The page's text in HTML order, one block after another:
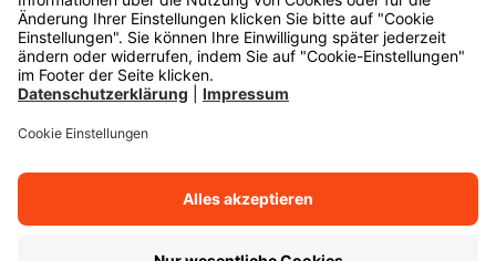
Makler
Impressum
Datenschutz
Rechtliche Hinweise
Cookie-Einstellungen
Zurück zum Anfang